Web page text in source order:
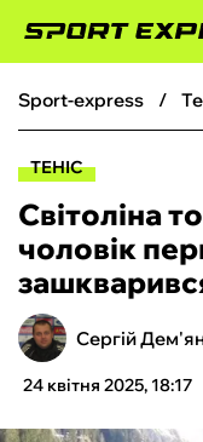
ФУТБОЛ
БОКС
ХОКЕЙ
ТЕНІС
sport-express
ТЕНІС
Світоліна
чоловік
Сергій
24 квітня 2025, 18:17